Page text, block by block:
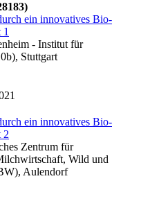
)
ein innovatives Bio-
- Institut für
Stuttgart
ein innovatives Bio-
2
Zentrum für
Wild und
Aulendorf